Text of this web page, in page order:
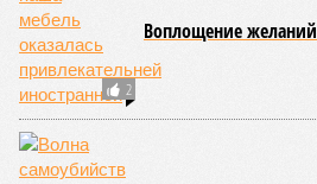
2
Воплощение желаний